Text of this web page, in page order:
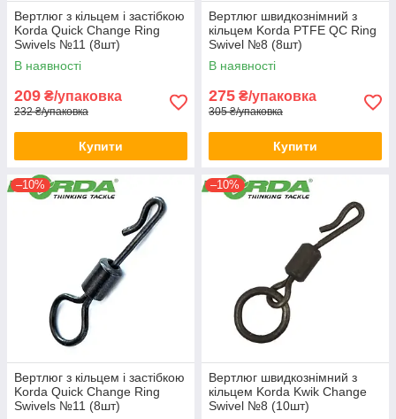
Вертлюг з кільцем і застібкою
Korda Quick Change Ring
Swivels №11 (8шт)
В наявності
209 ₴/упаковка
232 ₴/упаковка
Купити
Вертлюг швидкознімний з
кільцем Korda PTFE QC Ring
Swivel №8 (8шт)
В наявності
275 ₴/упаковка
305 ₴/упаковка
Купити
–10%
Вертлюг з кільцем і застібкою
Korda Quick Change Ring
Swivels №11 (8шт)
–10%
Вертлюг швидкознімний з
кільцем Korda Kwik Change
Swivel №8 (10шт)